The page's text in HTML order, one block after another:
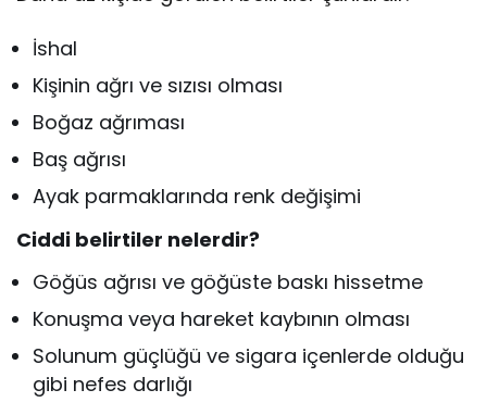
İshal
Kişinin ağrı ve sızısı olması
Boğaz ağrıması
Baş ağrısı
Ayak parmaklarında renk değişimi
Ciddi belirtiler nelerdir?
Göğüs ağrısı ve göğüste baskı hissetme
Konuşma veya hareket kaybının olması
Solunum güçlüğü ve sigara içenlerde olduğu
gibi nefes darlığı